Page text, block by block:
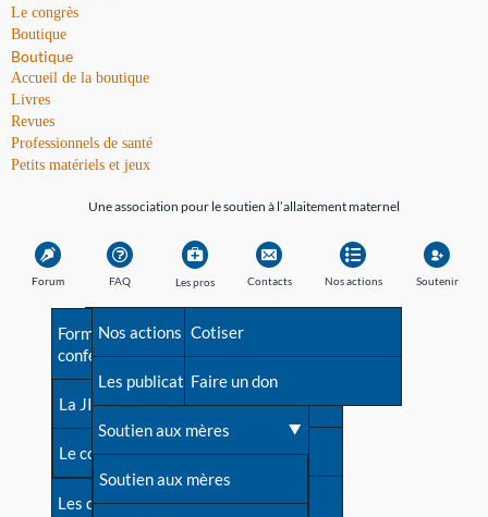
Le congrès
Boutique
Boutique
Accueil de la boutique
Livres
Revues
Professionnels de santé
Petits matériels et jeux
Une association pour le soutien à l’allaitement maternel
Forum FAQ
Avant la naissance
Les débuts
Une difficulté d'allaitement ?
Cas particuliers
Les pros
Formations et
conférences
La JIA
Le congrès
Les dossiers de l'allaitement
Contacts
Besoin d'aide?
Répertoire de tous les
contacts
Contact presse
Dossier de presse
Nos actions
Nos actions
Les publications
Soutien aux mères
Soutien aux mères
Soutenir
Cotiser
Faire un don